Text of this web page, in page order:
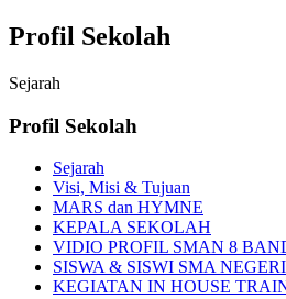
Profil Sekolah
Sejarah
Profil Sekolah
Sejarah
Visi, Misi & Tujuan
MARS dan HYMNE
KEPALA SEKOLAH
VIDIO PROFIL SMAN 8
SISWA & SISWI SMA
KEGIATAN IN HOUSE